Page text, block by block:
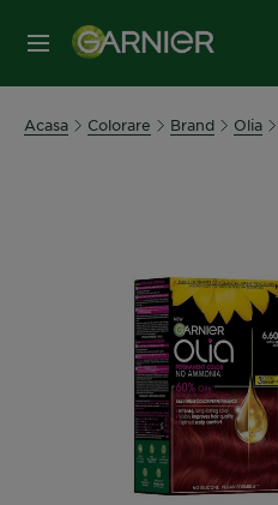
MENIU
Acasa Colorare Brand Olia